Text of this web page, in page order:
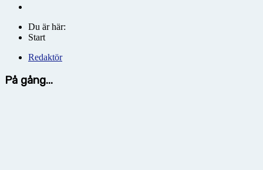
Du är här:
Start
Redaktör
På gång...